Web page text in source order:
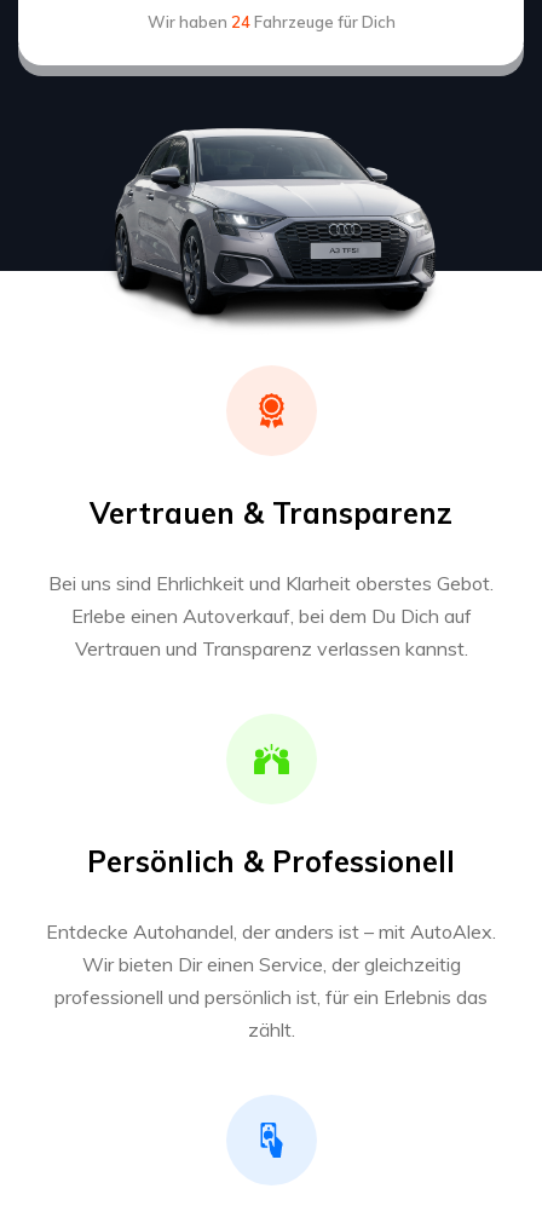
Wir haben 24Fahrzeuge für Dich
Vertrauen & Transparenz
Bei uns sind Ehrlichkeit und Klarheit oberstes Gebot.
Erlebe einen Autoverkauf, bei dem Du Dich auf
Vertrauen und Transparenz verlassen kannst.
Persönlich & Professionell
Entdecke Autohandel, der anders ist – mit AutoAlex.
Wir bieten Dir einen Service, der gleichzeitig
professionell und persönlich ist, für ein Erlebnis das
zählt.